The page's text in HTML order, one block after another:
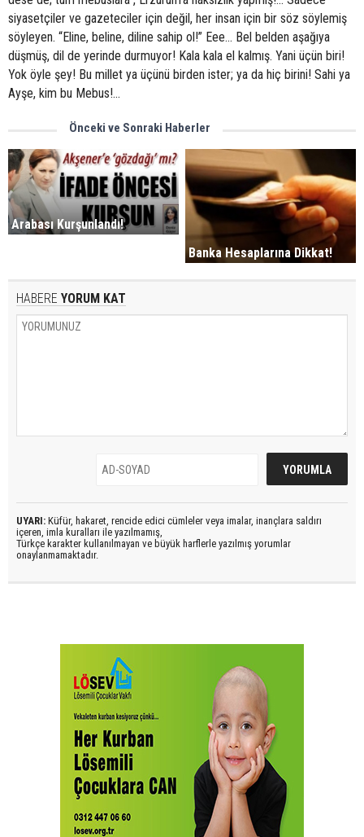
siyasetçiler ve gazeteciler için değil, her insan için bir söz söylemiş
söyleyen. “Eline, beline, diline sahip ol!” Eee… Bel belden aşağıya
düşmüş, dil de yerinde durmuyor! Kala kala el kalmış. Yani üçün biri!
Yok öyle şey! Bu millet ya üçünü birden ister; ya da hiç birini! Sahi ya
Ayşe, kim bu Mebus!...
Önceki ve Sonraki Haberler
Arabası Kurşunlandı!
Banka Hesaplarına Dikkat!
HABERE YORUM KAT
UYARI: Küfür, hakaret, rencide edici cümleler veya imalar, inançlara saldırı
içeren, imla kuralları ile yazılmamış,
Türkçe karakter kullanılmayan ve büyük harflerle yazılmış yorumlar
onaylanmamaktadır.